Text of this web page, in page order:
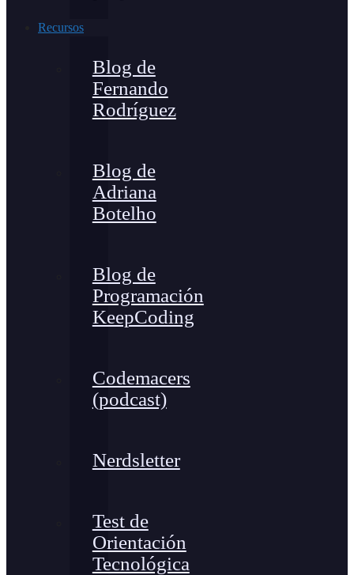
Recursos
Blog de
Fernando
Rodríguez
Blog de
Adriana
Botelho
Blog de
Programación
KeepCoding
Codemacers
(podcast)
Nerdsletter
Test de
Orientación
Tecnológica